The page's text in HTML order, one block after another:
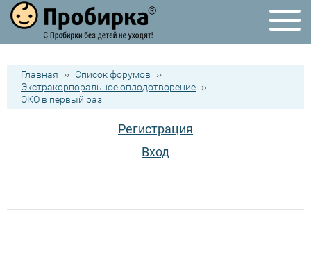
Главная ›› Список форумов
››
Экстракорпоральное оплодотворение ››
ЭКО в первый раз
Регистрация
Вход